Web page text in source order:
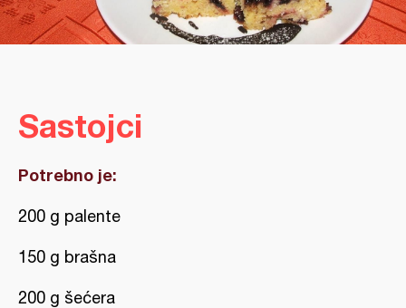
Sastojci
Potrebno je:
200 g palente
150 g brašna
200 g šećera